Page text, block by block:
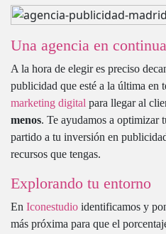
Una agencia en
A la hora de elegir es preciso
publicidad que esté a la última en
marketing digital para llegar al
menos. Te ayudamos a optimizar
partido a tu inversión en
recursos que tengas.
Explorando tu entorno
En Iconestudio identificamos y
más próxima para que el